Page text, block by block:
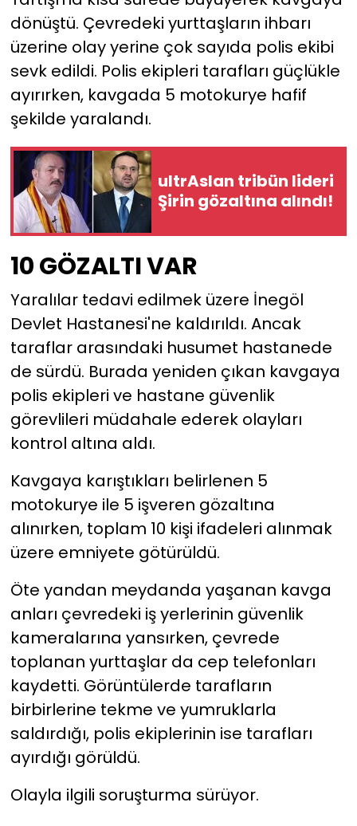
dönüştü. Çevredeki yurttaşların ihbarı
üzerine olay yerine çok sayıda polis ekibi
sevk edildi. Polis ekipleri tarafları güçlükle
ayırırken, kavgada 5 motokurye hafif
şekilde yaralandı.
ultrAslan tribün lideri
Şirin gözaltına alındı!
10 GÖZALTI VAR
Yaralılar tedavi edilmek üzere İnegöl
Devlet Hastanesi'ne kaldırıldı. Ancak
taraflar arasındaki husumet hastanede
de sürdü. Burada yeniden çıkan kavgaya
polis ekipleri ve hastane güvenlik
görevlileri müdahale ederek olayları
kontrol altına aldı.
Kavgaya karıştıkları belirlenen 5
motokurye ile 5 işveren gözaltına
alınırken, toplam 10 kişi ifadeleri alınmak
üzere emniyete götürüldü.
Öte yandan meydanda yaşanan kavga
anları çevredeki iş yerlerinin güvenlik
kameralarına yansırken, çevrede
toplanan yurttaşlar da cep telefonları
kaydetti. Görüntülerde tarafların
birbirlerine tekme ve yumruklarla
saldırdığı, polis ekiplerinin ise tarafları
ayırdığı görüldü.
Olayla ilgili soruşturma sürüyor.